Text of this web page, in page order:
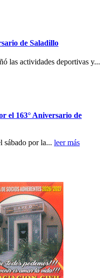
de Saladillo
las actividades deportivas y...
el 163° Aniversario de
sábado por la... leer más